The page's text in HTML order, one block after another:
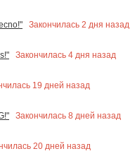
Закончилась 2 дня назад
Закончилась 4 дня назад
19 дней назад
Закончилась 8 дней назад
20 дней назад